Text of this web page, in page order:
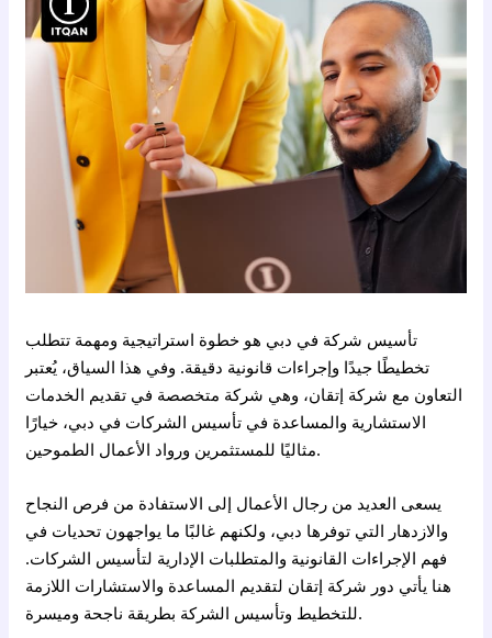
تأسيس شركة في دبي هو خطوة استراتيجية ومهمة تتطلب
تخطيطًا جيدًا وإجراءات قانونية دقيقة. وفي هذا السياق، يُعتبر
التعاون مع شركة إتقان، وهي شركة متخصصة في تقديم الخدمات
الاستشارية والمساعدة في تأسيس الشركات في دبي، خيارًا
مثاليًا للمستثمرين ورواد الأعمال الطموحين.
يسعى العديد من رجال الأعمال إلى الاستفادة من فرص النجاح
والازدهار التي توفرها دبي، ولكنهم غالبًا ما يواجهون تحديات في
فهم الإجراءات القانونية والمتطلبات الإدارية لتأسيس الشركات.
هنا يأتي دور شركة إتقان لتقديم المساعدة والاستشارات اللازمة
للتخطيط وتأسيس الشركة بطريقة ناجحة وميسرة.